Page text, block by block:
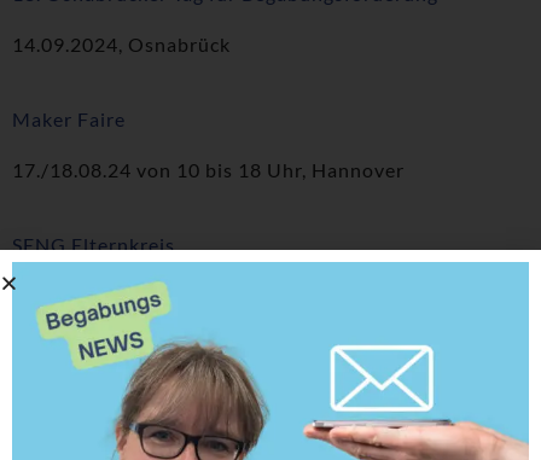
14.09.2024, Osnabrück
Maker Faire
17./18.08.24 von 10 bis 18 Uhr, Hannover
SENG Elternkreis
ab 08.08.24 um 20 Uhr, online
Marburger Konzentrationstraining
ab 26.11.24 um 17 Uhr, Hannover